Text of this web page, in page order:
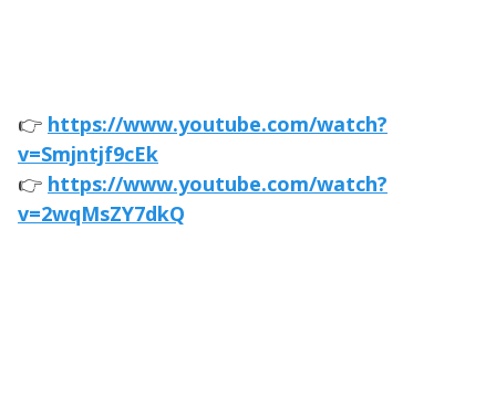
👉 https://www.youtube.com/watch?
v=Smjntjf9cEk
👉 https://www.youtube.com/watch?
v=2wqMsZY7dkQ